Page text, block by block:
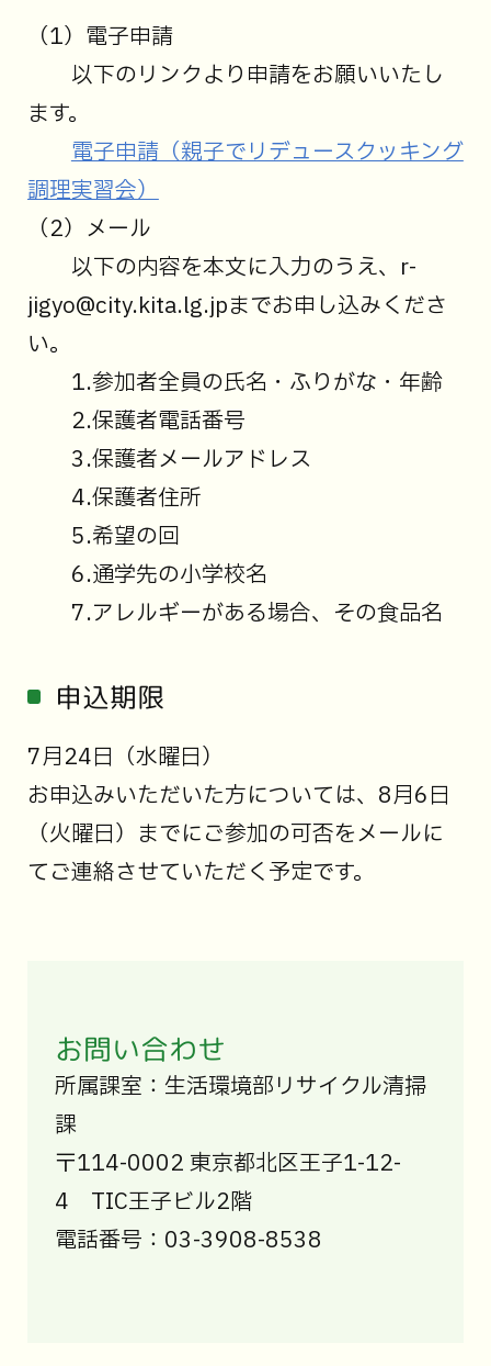
（1）電子申請
以下のリンクより申請をお願いいたし
ます。
電子申請（親子でリデュースクッキング
調理実習会）
（2）メール
以下の内容を本文に入力のうえ、r-
jigyo@city.kita.lg.jpまでお申し込みくださ
い。
1.参加者全員の氏名・ふりがな・年齢
2.保護者電話番号
3.保護者メールアドレス
4.保護者住所
5.希望の回
6.通学先の小学校名
7.アレルギーがある場合、その食品名
申込期限
7月24日（水曜日）
お申込みいただいた方については、8月6日
（火曜日）までにご参加の可否をメールに
てご連絡させていただく予定です。
お問い合わせ
所属課室：生活環境部リサイクル清掃
課
〒114-0002 東京都北区王子1-12-
4 TIC王子ビル2階
電話番号：03-3908-8538